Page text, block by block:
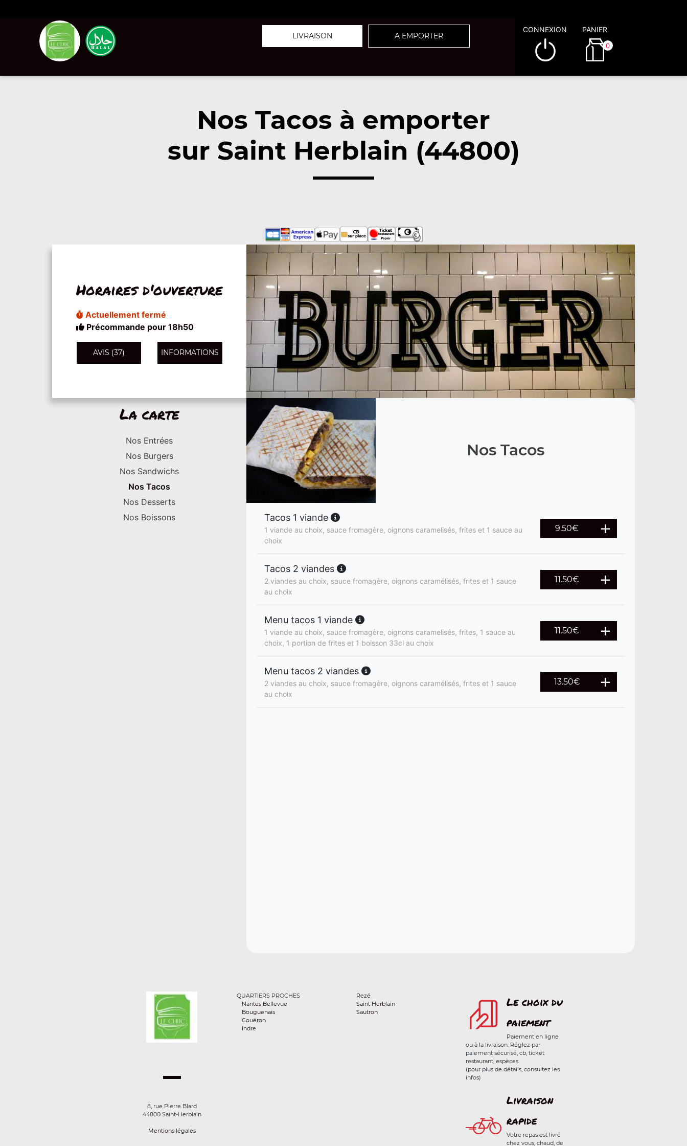
LIVRAISON A EMPORTER
CONNEXION PANIER
0
Nos Tacos à emporter
sur Saint Herblain (44800)
Horaires d'ouverture
Actuellement fermé
Précommande pour 18h50
AVIS (37) INFORMATIONS
La carte
Nos Entrées
Nos Burgers
Nos Sandwichs
Nos Tacos
Nos Desserts
Nos Boissons
Nos Tacos
Tacos 1 viande
1 viande au choix, sauce fromagère, oignons caramelisés, frites et 1 sauce au
choix
9.50€
Tacos 2 viandes
2 viandes au choix, sauce fromagère, oignons caramélisés, frites et 1 sauce
au choix
11.50€
Menu tacos 1 viande
1 viande au choix, sauce fromagère, oignons caramelisés, frites, 1 sauce au
choix, 1 portion de frites et 1 boisson 33cl au choix
11.50€
Menu tacos 2 viandes
2 viandes au choix, sauce fromagère, oignons caramélisés, frites et 1 sauce
au choix
13.50€
8, rue Pierre Blard
44800 Saint-Herblain
Mentions légales
QUARTIERS PROCHES
Nantes Bellevue
Bouguenais
Couëron
Indre
Rezé
Saint Herblain
Sautron
Le choix du
paiement
Paiement en ligne
ou à la livraison. Réglez par
paiement sécurisé, cb, ticket
restaurant, espèces.
(pour plus de détails, consultez les
infos)
Livraison
rapide
Votre repas est livré
chez vous, chaud, de